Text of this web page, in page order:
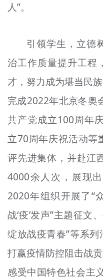
人”。
引领学生，立德
治工作质量提升工程
才，努力成为堪当民
完成2022年北京冬奥
共产党成立100周年
立70周年庆祝活动等
评先进集体，并赴江
4000余人次，展现
2020年组织开展了
战‘疫’发声”主题征文
绽放战疫青春”等系
打赢疫情防控阻击战
感受中国特色社会主